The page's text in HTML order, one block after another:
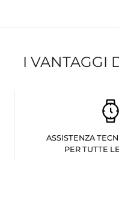
I VANTAGGI
ASSISTENZA
PER TUTTE